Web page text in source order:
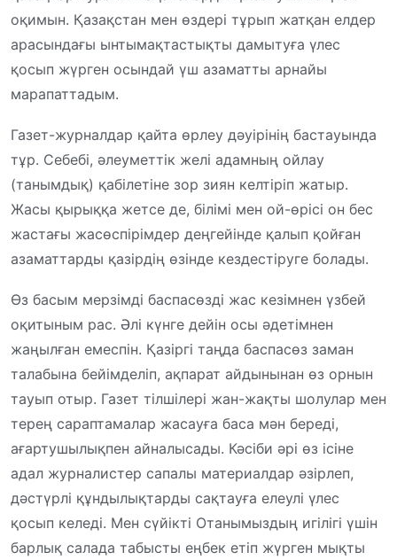
оқимын. Қазақстан мен өздері тұрып жатқан елдер
арасындағы ынтымақтастықты дамытуға үлес
қосып жүрген осындай үш азаматты арнайы
марапаттадым.
Газет-журналдар қайта өрлеу дәуірінің бастауында
тұр. Себебі, әлеуметтік желі адамның ойлау
(танымдық) қабілетіне зор зиян келтіріп жатыр.
Жасы қырыққа жетсе де, білімі мен ой-өрісі он бес
жастағы жасөспірімдер деңгейінде қалып қойған
азаматтарды қазірдің өзінде кездестіруге болады.
Өз басым мерзімді баспасөзді жас кезімнен үзбей
оқитыным рас. Әлі күнге дейін осы әдетімнен
жаңылған емеспін. Қазіргі таңда баспасөз заман
талабына бейімделіп, ақпарат айдынынан өз орнын
тауып отыр. Газет тілшілері жан-жақты шолулар мен
терең сараптамалар жасауға баса мән береді,
ағартушылықпен айналысады. Кәсіби әрі өз ісіне
адал журналистер сапалы материалдар әзірлеп,
дәстүрлі құндылықтарды сақтауға елеулі үлес
қосып келеді. Мен сүйікті Отанымыздың игілігі үшін
барлық салада табысты еңбек етіп жүрген мықты